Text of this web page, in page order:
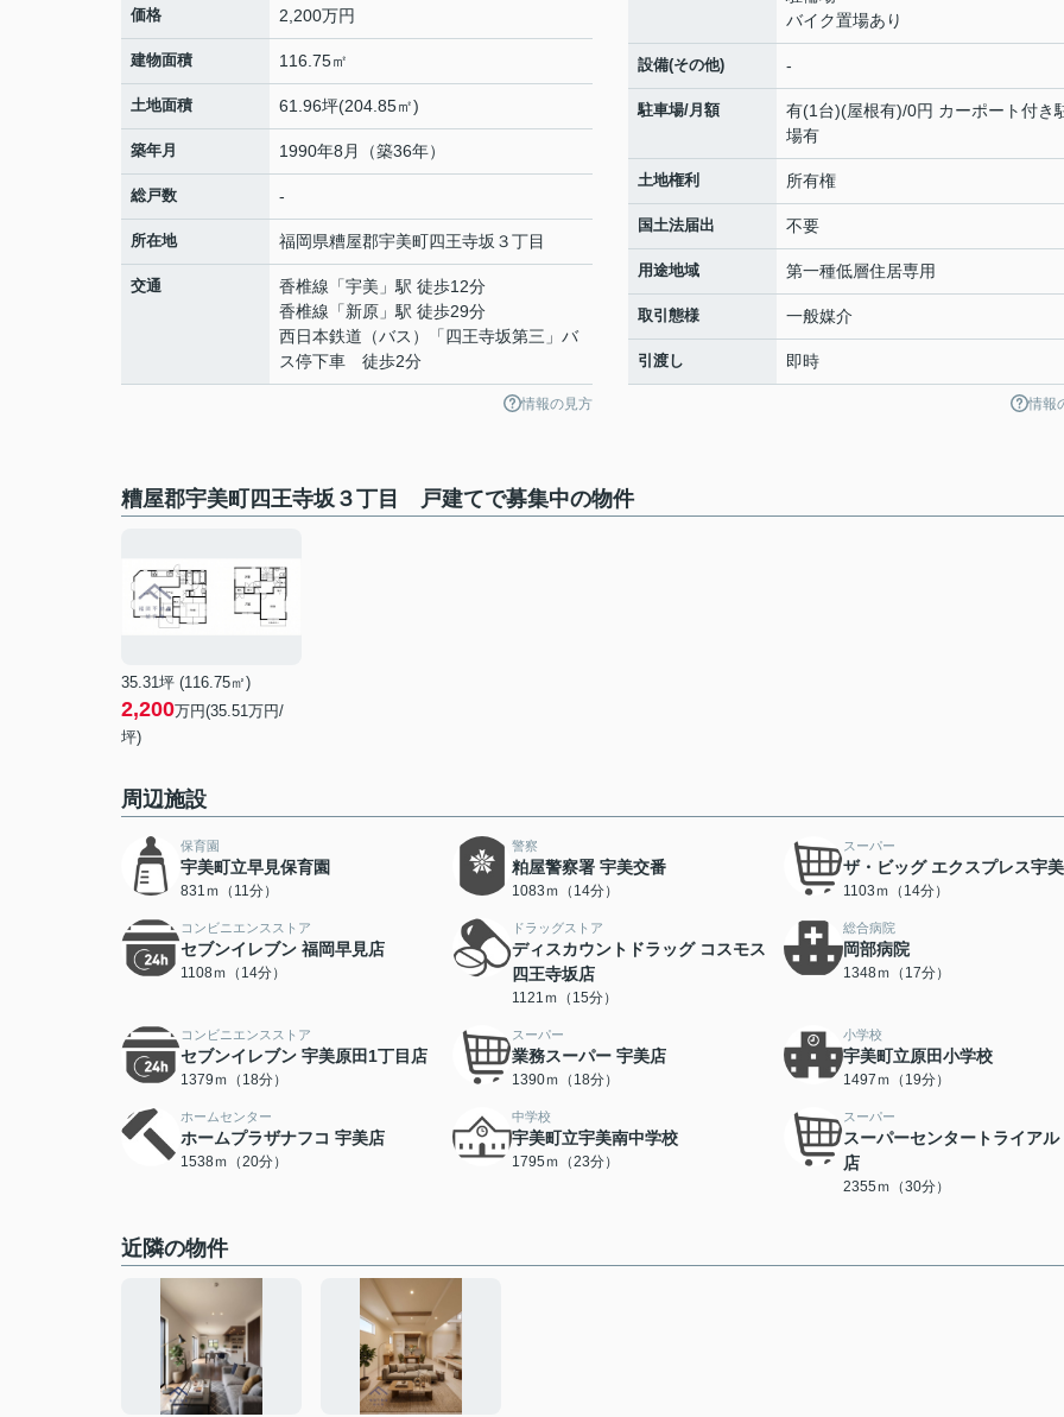
価格 2,200万円
建物面積 116.75㎡
土地面積 61.96坪(204.85㎡)
築年月 1990年8月（築36年）
総戸数 -
所在地 福岡県糟屋郡宇美町四王寺坂 ３丁目
交通 香椎線 「宇美 」駅 徒歩12分
香椎線 「新原 」駅 徒歩29分
西日本鉄道（バス）「四王寺坂第三」バ
ス停下車 徒歩2分
情報の見方
バイク置場あり
設備(その他) -
駐車場/月額
有(1台)(屋根有)/0円 カーポート付き
場有
土地権利 所有権
国土法届出 不要
用途地域 第一種低層住居専用
取引態様 一般媒介
引渡し 即時
情報
糟屋郡宇美町四王寺坂３丁目 戸建てで募集中の物件
35.31坪 (116.75㎡)
2,200万円(35.51万円/
坪)
周辺施設
保育園
宇美町立早見保育園
831ｍ（11分）
警察
粕屋警察署 宇美交番
1083ｍ（14分）
スーパー
ザ・ビッグ エクスプレス宇
1103ｍ（14分）
コンビニエンスストア
セブンイレブン 福岡早見店
1108ｍ（14分）
ドラッグストア
ディスカウントドラッグ コスモス
四王寺坂店
1121ｍ（15分）
総合病院
岡部病院
1348ｍ（17分）
コンビニエンスストア
セブンイレブン 宇美原田1丁目店
1379ｍ（18分）
スーパー
業務スーパー 宇美店
1390ｍ（18分）
小学校
宇美町立原田小学校
1497ｍ（19分）
ホームセンター
ホームプラザナフコ 宇美店
1538ｍ（20分）
中学校
宇美町立宇美南中学校
1795ｍ（23分）
スーパー
スーパーセンタートライアル
店
2355ｍ（30分）
近隣の物件